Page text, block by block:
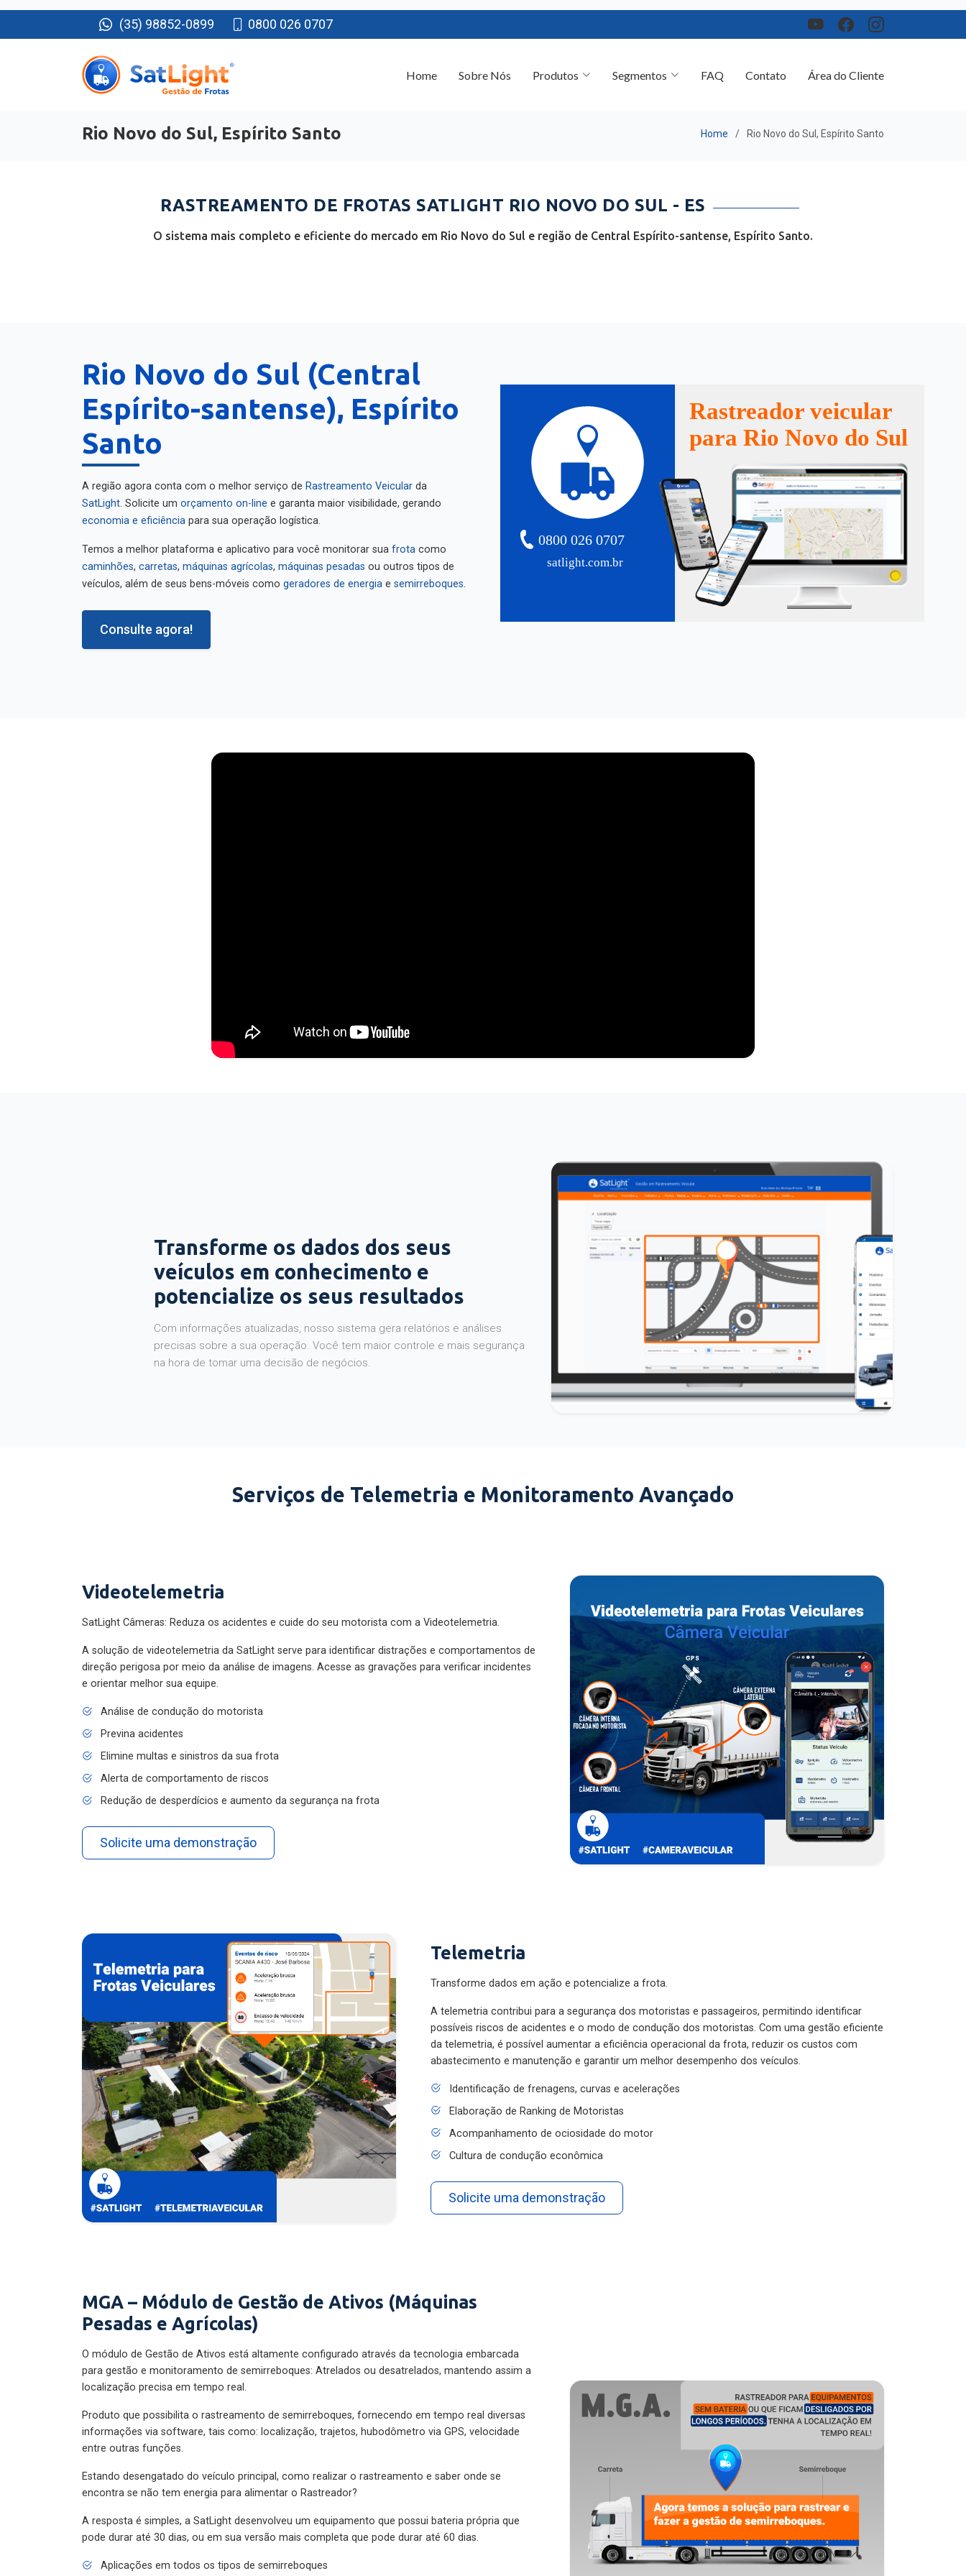
(35) 98852-0899 0800 026 0707
Rio Novo do Sul, Espírito Santo Home Rio Novo do Sul, Espírito Santo
RASTREAMENTO DE FROTAS SATLIGHT RIO NOVO DO SUL - ES
O sistema mais completo e eficiente do mercado em Rio Novo do Sul e região de Central Espírito-santense, Espírito Santo.
Rio Novo do Sul (Central
Espírito-santense), Espírito
Santo
A região agora conta com o melhor serviço de Rastreamento Veicular
da
SatLight . Solicite um orçamento on-line
e garanta maior visibilidade, gerando
economia e eficiência
para sua operação logística.
Temos a melhor plataforma e aplicativo para você monitorar sua frota
caminhões
carretas máquinas agrícolas máquinas pesadas
ou outros tipos de
veículos, além de seus bens-móveis como
geradores de energia semirreboques
Consulte agora!
satlight.com.br
0800 026 0707
Rastreador veicular
para Rio Novo do Sul
Transforme os dados dos seus
veículos em conhecimento e
potencialize os seus resultados
Com informações atualizadas, nosso sistema gera relatórios e análises
precisas sobre a sua operação. Você tem maior controle e mais segurança
na hora de tomar uma decisão de negócios.
Serviços de Telemetria e Monitoramento Avançado
Videotelemetria
SatLight Câmeras: Reduza os acidentes e cuide do seu motorista com a Videotelemetria.
A solução de videotelemetria da SatLight serve para identificar distrações e comportamentos de
direção perigosa por meio da análise de imagens. Acesse as gravações para verificar incidentes
e orientar melhor sua equipe.
Análise de condução do motorista
Previna acidentes
Elimine multas e sinistros da sua frota
Alerta de comportamento de riscos
Redução de desperdícios e aumento da segurança na frota
Solicite uma demonstração
Telemetria
Transforme dados em ação e potencialize a frota.
A telemetria contribui para a segurança dos motoristas e passageiros, permitindo identificar
possíveis riscos de acidentes e o modo de condução dos motoristas. Com uma gestão eficiente
da telemetria, é possível aumentar a eficiência operacional da frota, reduzir os custos com
abastecimento e manutenção e garantir um melhor desempenho dos veículos.
Identificação de frenagens, curvas e acelerações
Elaboração de Ranking de Motoristas
Acompanhamento de ociosidade do motor
Cultura de condução econômica
Solicite uma demonstração
MGA – Módulo de Gestão de Ativos (Máquinas
Pesadas e Agrícolas)
O módulo de Gestão de Ativos está altamente configurado através da tecnologia embarcada
para gestão e monitoramento de semirreboques: Atrelados ou desatrelados, mantendo assim a
localização precisa em tempo real.
Produto que possibilita o rastreamento de semirreboques, fornecendo em tempo real diversas
informações via software, tais como: localização, trajetos, hubodômetro via GPS, velocidade
entre outras funções.
Estando desengatado do veículo principal, como realizar o rastreamento e saber onde se
encontra se não tem energia para alimentar o Rastreador?
A resposta é simples, a SatLight desenvolveu um equipamento que possui bateria própria que
pode durar até 30 dias, ou em sua versão mais completa que pode durar até 60 dias.
Aplicações em todos os tipos de semirreboques